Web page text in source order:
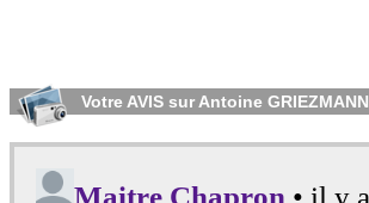
Votre AVIS sur Antoine GRIEZMANN